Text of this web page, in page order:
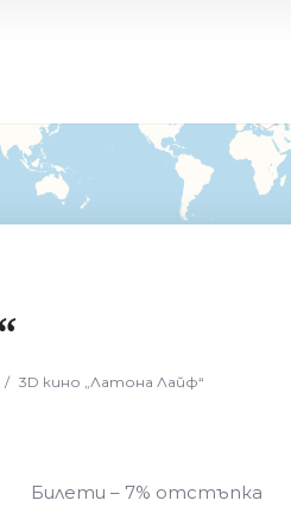
/ 3D кино „Латона Лайф“
Билети – 7% отстъпка